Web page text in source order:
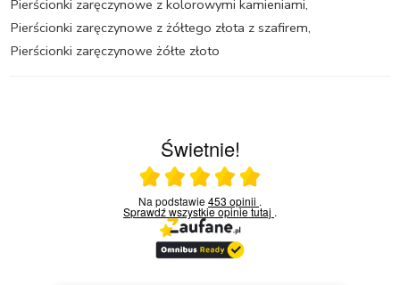
Pierścionki zaręczynowe z kolorowymi kamieniami,
Pierścionki zaręczynowe z żółtego złota z szafirem,
Pierścionki zaręczynowe żółte złoto
Świetnie!
Ocena średnia 5 na 5
Na podstawie453 opinii .
Sprawdź wszystkie opinietutaj .